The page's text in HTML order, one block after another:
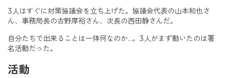
3人はすぐに対策協議会を立ち上げた。協議会代表の山本和也さ
ん、事務局長の古野厚裕さん、次長の西田静さんだ。
自分たちで出来ることは一体何なのか…。3人がまず動いたのは署
名活動だった。
活動